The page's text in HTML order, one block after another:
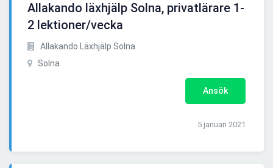
Allakando läxhjälp Solna, privatlärare 1-
2 lektioner/vecka
Allakando Läxhjälp Solna
Solna
Ansök
5 januari 2021